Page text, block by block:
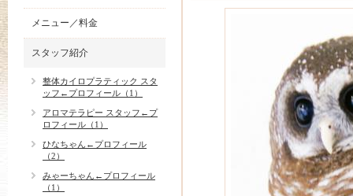
メニュー／料金
スタッフ紹介
整体カイロプラティック スタ
ッフ←プロフィール（1）
アロマテラピー スタッフ←プ
ロフィール（1）
ひなちゃん←プロフィール
（2）
みゃーちゃん←プロフィール
（1）